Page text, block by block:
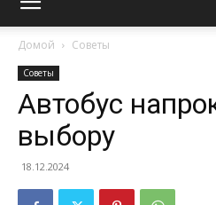
Домой Советы
Советы
Автобус
выбору
18.12.2024